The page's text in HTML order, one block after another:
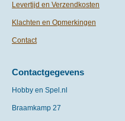
Levertijd en Verzendkosten
Klachten en Opmerkingen
Contact
Contactgegevens
Hobby en Spel.nl
Braamkamp 27